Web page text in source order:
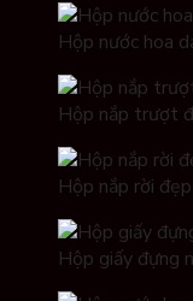
Hộp nước hoa
Hộp nắp trượt
Hộp nắp rời
Hộp giấy đựng